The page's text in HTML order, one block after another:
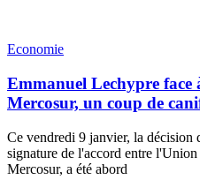
Economie
Emmanuel Lechypre face
Mercosur, un coup de
Ce vendredi 9 janvier, la décision
signature de l'accord entre l'Union
Mercosur, a été abord